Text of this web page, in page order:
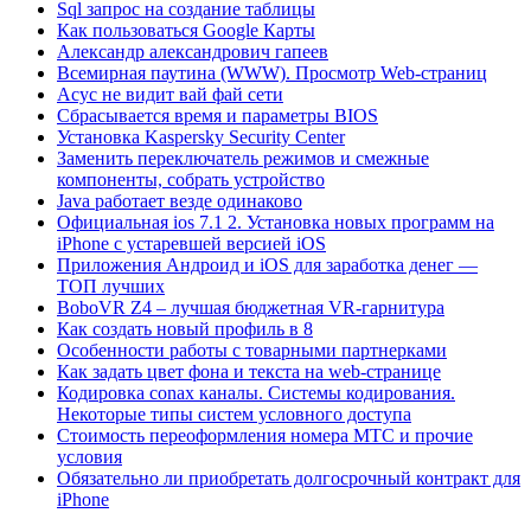
Sql запрос на создание таблицы
Как пользоваться Google Карты
Александр александрович гапеев
Всемирная паутина (WWW). Просмотр Web-страниц
Асус не видит вай фай сети
Сбрасывается время и параметры BIOS
Установка Kaspersky Security Center
Заменить переключатель режимов и смежные
компоненты, собрать устройство
Java работает везде одинаково
Официальная ios 7.1 2. Установка новых программ на
iPhone с устаревшей версией iOS
Приложения Андроид и iOS для заработка денег —
ТОП лучших
BoboVR Z4 – лучшая бюджетная VR-гарнитура
Как создать новый профиль в 8
Особенности работы с товарными партнерками
Как задать цвет фона и текста на web-странице
Кодировка conax каналы. Системы кодирования.
Некоторые типы систем условного доступа
Стоимость переоформления номера МТС и прочие
условия
Обязательно ли приобретать долгосрочный контракт для
iPhone